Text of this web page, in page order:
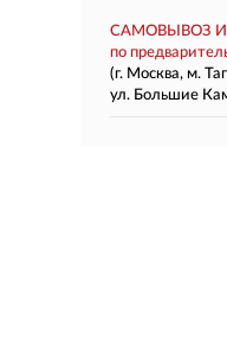
САМОВЫВОЗ
по
(г. Москва, м.
ул. Большие